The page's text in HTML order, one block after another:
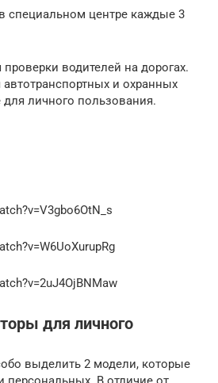
специальном центре каждые 3
водителей на дорогах.
и охранных
для личного пользования.
для личного
выделить 2 модели, которые